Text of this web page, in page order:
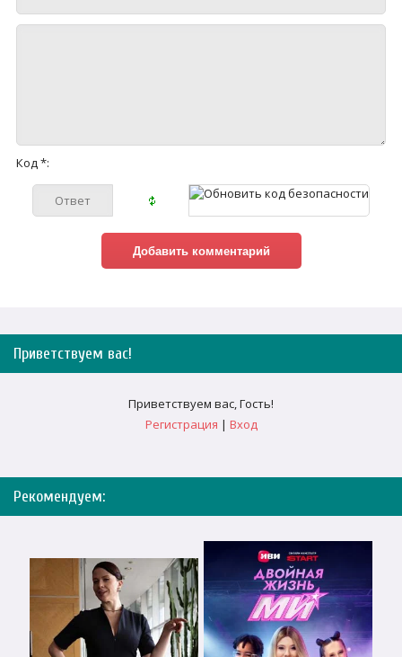
Код *:
Приветствуем вас!
Приветствуем вас,Гость!
Регистрация | Вход
Рекомендуем: